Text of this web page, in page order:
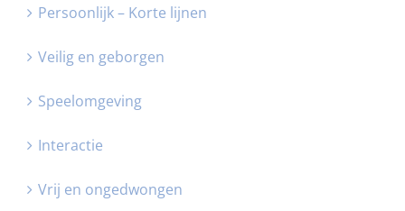
Persoonlijk – Korte lijnen
Veilig en geborgen
Speelomgeving
Interactie
Vrij en ongedwongen